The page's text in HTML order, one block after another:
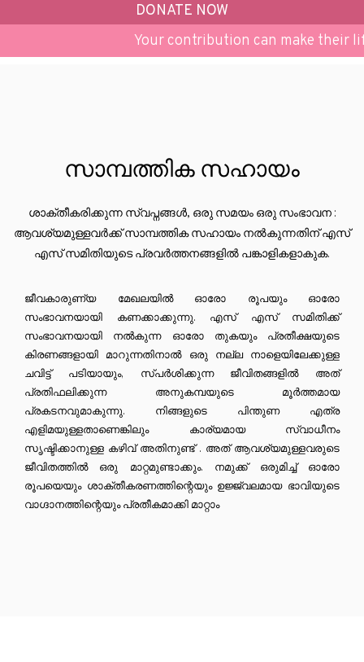
DONATE NOW
Your contribution can make their
സാമ്പത്തിക സഹായം
ശാക്തീകരിക്കുന്ന സ്വപ്നങ്ങൾ, ഒരു സമയം ഒരു സംഭാവന :
ആവശ്യമുള്ളവർക്ക് സാമ്പത്തിക സഹായം നൽകുന്നതിന് എസ്
എസ് സമിതിയുടെ പ്രവർത്തനങ്ങളിൽ പങ്കാളികളാകുക.
ജീവകാരുണ്യ മേഖലയിൽ ഓരോ രൂപയും ഓരോ
സംഭാവനയായി കണക്കാക്കുന്നു. എസ് എസ് സമിതിക്ക്
സംഭാവനയായി നൽകുന്ന ഓരോ തുകയും പ്രതീക്ഷയുടെ
കിരണങ്ങളായി മാറുന്നതിനാൽ ഒരു നല്ല നാളെയിലേക്കുള്ള
ചവിട്ട് പടിയായും, സ്പർശിക്കുന്ന ജീവിതങ്ങളിൽ അത്
പ്രതിഫലിക്കുന്ന അനുകമ്പയുടെ മൂർത്തമായ
പ്രകടനവുമാകുന്നു. നിങ്ങളുടെ പിന്തുണ എത്ര
എളിമയുള്ളതാണെങ്കിലും കാര്യമായ സ്വാധീനം
സൃഷ്ടിക്കാനുള്ള കഴിവ് അതിനുണ്ട് . അത് ആവശ്യമുള്ളവരുടെ
ജീവിതത്തിൽ ഒരു മാറ്റമുണ്ടാക്കും. നമുക്ക് ഒരുമിച്ച് ഓരോ
രൂപയെയും ശാക്തീകരണത്തിന്റെയും ഉജ്ജ്വലമായ ഭാവിയുടെ
വാഗ്ദാനത്തിന്റെയും പ്രതീകമാക്കി മാറ്റാം